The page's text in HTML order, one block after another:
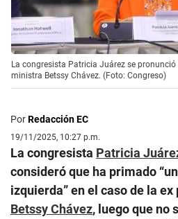
La congresista Patricia Juárez se
ministra Betssy Chávez. (Foto: Congreso)
PorRedacción EC
19/11/2025, 10:27 p.m.
La congresista Patricia
consideró que ha primado
izquierda” en el caso de la
Betssy Chávez, luego que no